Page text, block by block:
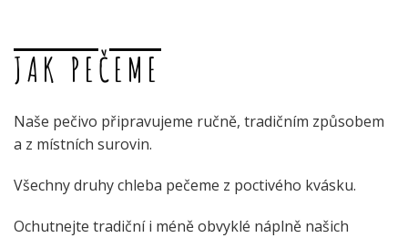
JAK PEČEME
Naše pečivo připravujeme ručně, tradičním způsobem
a z místních surovin.
Všechny druhy chleba pečeme z poctivého kvásku.
Ochutnejte tradiční i méně obvyklé náplně našich